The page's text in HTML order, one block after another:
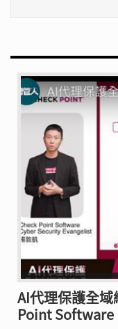
AI代理保護全
Point Software